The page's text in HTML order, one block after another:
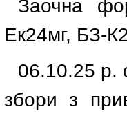
Заочна
Ек24мг, БЗ-
06.10.25 р.
збори з